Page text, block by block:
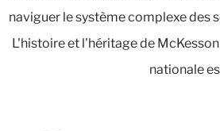
naviguer le système complexe des
L'histoire et l'héritage de
nationale